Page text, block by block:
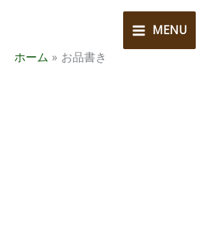
MENU
ホーム
お品書き